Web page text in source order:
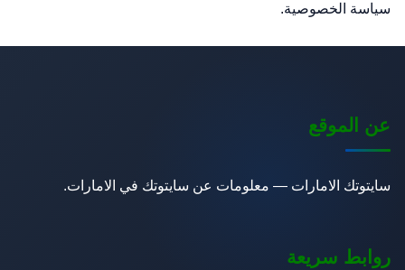
سياسة الخصوصية.
عن الموقع
سايتوتك الامارات — معلومات عن سايتوتك في الامارات.
روابط سريعة